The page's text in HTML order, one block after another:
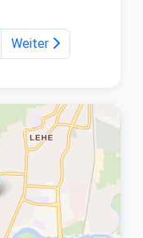
Weiter